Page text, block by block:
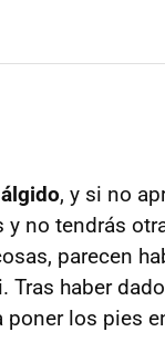
, y si no
no tendrás
parecen
Tras haber
poner los pies